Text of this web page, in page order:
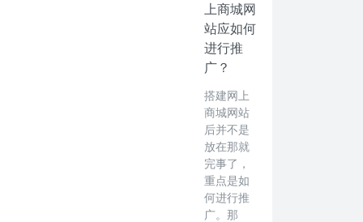
上商城网
站应如何
进行推
广？
搭建网上
商城网站
后并不是
放在那就
完事了，
重点是如
何进行推
广。那